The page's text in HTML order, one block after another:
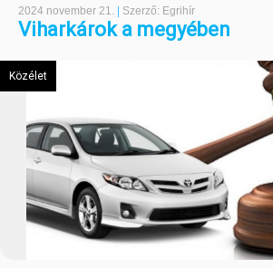
2024 november 21. Szerző: Egrihír
Viharkárok a megyében
Közélet